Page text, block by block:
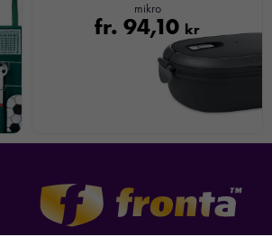
mikro
fr.94,10 kr